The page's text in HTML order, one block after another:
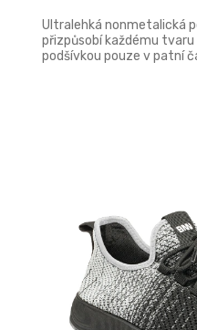
Ultralehká nonmetalická
přizpůsobí každému tvaru
podšívkou pouze v patní
vnitřním i venkovním
3D knit Podšívka: bez